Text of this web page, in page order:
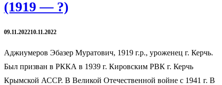
(1919 — ?)
09.11.202210.11.2022
Аджиумеров Эбазер Муратович, 1919 г.р., уроженец г. Керчь.
Был призван в РККА в 1939 г. Кировским РВК г. Керчь
Крымской АССР. В Великой Отечественной войне с 1941 г. В